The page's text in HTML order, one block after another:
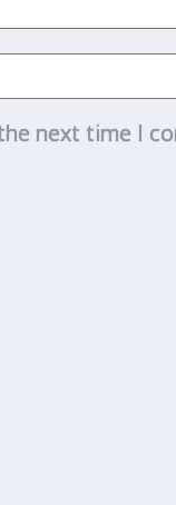
next time I